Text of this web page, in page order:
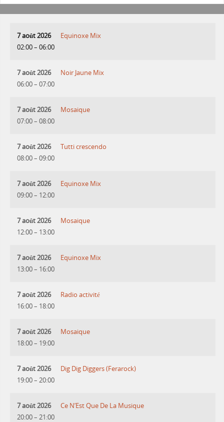
7 août 2026
02:00– 06:00
Equinoxe Mix
7 août 2026
06:00– 07:00
Noir Jaune Mix
7 août 2026
07:00– 08:00
Mosaique
7 août 2026
08:00– 09:00
Tutti crescendo
7 août 2026
09:00– 12:00
Equinoxe Mix
7 août 2026
12:00– 13:00
Mosaique
7 août 2026
13:00– 16:00
Equinoxe Mix
7 août 2026
16:00– 18:00
Radio activité
7 août 2026
18:00– 19:00
Mosaique
7 août 2026
19:00– 20:00
Dig Dig Diggers (Ferarock)
7 août 2026
20:00– 21:00
Ce N’Est Que De La Musique